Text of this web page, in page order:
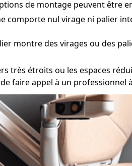
de montage peuvent être
comporte nul virage ni palier
montre des virages ou des
très étroits ou les espaces
faire appel à un